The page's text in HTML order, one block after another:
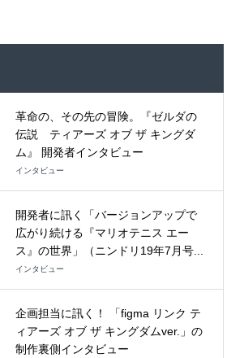
革命の、その先の冒険。『ゼルダの
伝説 ティアーズ オブ ザ キングダ
ム』 開発者インタビュー
インタビュー
開発者に訊く「バージョンアップで
広がり続ける『マリオテニス エー
ス』の世界」（ニンドリ19年7月号...
インタビュー
企画担当に訊く！ 「figma リンク テ
ィアーズ オブ ザ キングダムver.」の
制作裏側インタビュー